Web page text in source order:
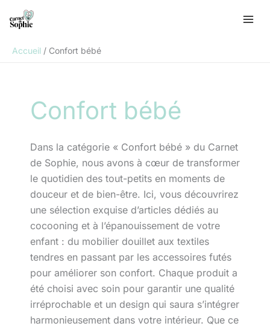
Accueil
Confort bébé
Confort bébé
Dans la catégorie « Confort bébé » du Carnet
de Sophie, nous avons à cœur de transformer
le quotidien des tout-petits en moments de
douceur et de bien-être. Ici, vous découvrirez
une sélection exquise d’articles dédiés au
cocooning et à l’épanouissement de votre
enfant : du mobilier douillet aux textiles
tendres en passant par les accessoires futés
pour améliorer son confort. Chaque produit a
été choisi avec soin pour garantir une qualité
irréprochable et un design qui saura s’intégrer
harmonieusement dans votre intérieur. Que ce
e